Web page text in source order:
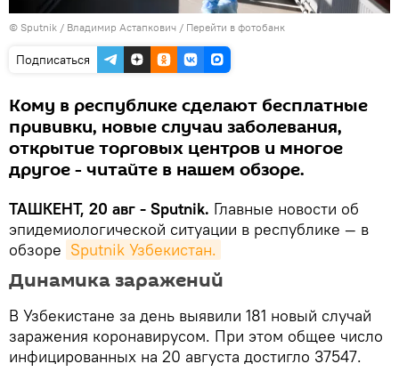
© Sputnik / Владимир Астапкович / Перейти в фотобанк
Подписаться
Кому в республике сделают бесплатные
прививки, новые случаи заболевания,
открытие торговых центров и многое
другое - читайте в нашем обзоре.
ТАШКЕНТ, 20 авг - Sputnik. Главные новости об
эпидемиологической ситуации в республике — в
обзоре Sputnik Узбекистан.
Динамика заражений
В Узбекистане за день выявили 181 новый случай
заражения коронавирусом. При этом общее число
инфицированных на 20 августа достигло 37547.